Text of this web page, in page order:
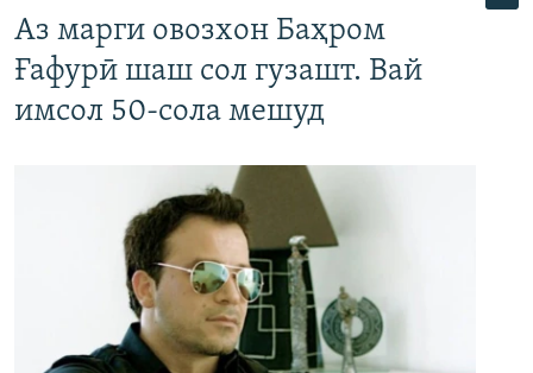
Аз марги овозхон Баҳром
Ғафурӣ шаш сол гузашт. Вай
имсол 50-сола мешуд